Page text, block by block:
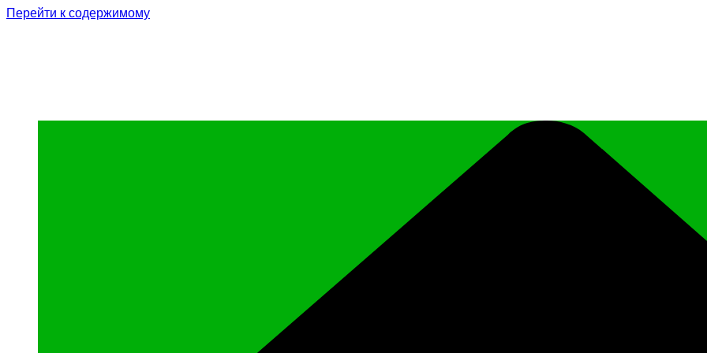
Перейти к содержимому